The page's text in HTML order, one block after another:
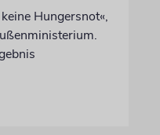
Hungersnot«,